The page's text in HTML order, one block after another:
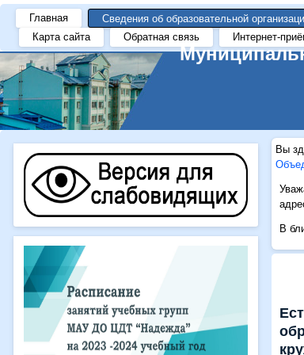
Главная Сведения об образовательной
Карта сайта
Обратная связь Интернет-
https://i.gifer.com/ZRV7.gif
Вы
В